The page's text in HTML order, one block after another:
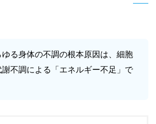
ゆる身体の不調の根本原因は、細胞
謝不調による「エネルギー不足」で